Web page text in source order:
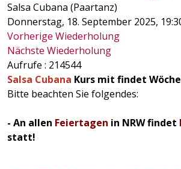
Salsa Cubana (Paartanz)
Donnerstag, 18. September 2025,
Vorherige Wiederholung
Nächste Wiederholung
Aufrufe : 214544
Salsa Cubana Kurs mit findet
Bitte beachten Sie folgendes:
- An allen Feiertagen in NRW findet
statt!